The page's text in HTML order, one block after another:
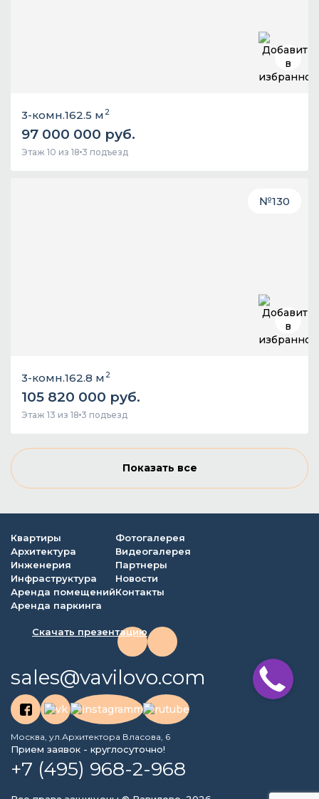
3-комн.162.5 м 2
97 000 000 руб.
Этаж 10 из 18 3 подъезд
№130
3-комн.162.8 м 2
105 820 000 руб.
Этаж 13 из 18 3 подъезд
Показать все
Квартиры
Архитектура
Инженерия
Инфраструктура
Аренда помещений
Аренда паркинга
Фотогалерея
Видеогалерея
Партнеры
Новости
Контакты
Скачать презентацию
sales@vavilovo.com
Москва, ул.Архитектора Власова, 6
Прием заявок - круглосуточно!
+7 (495) 968-2-968